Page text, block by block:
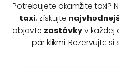
Potrebujete okamžite taxi?
taxi, získajte
objavte zastávkyv každej
pár klikmi. Rezervujte